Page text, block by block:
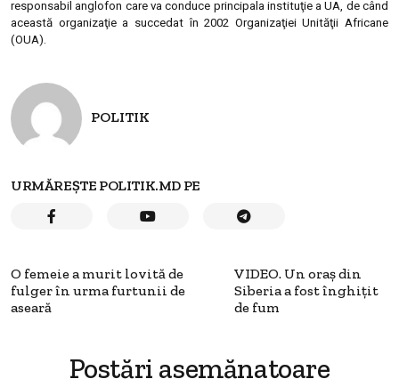
responsabil anglofon care va conduce principala instituţie a UA, de când
această organizaţie a succedat în 2002 Organizaţiei Unităţii Africane
(OUA).
POLITIK
URMĂREȘTE POLITIK.MD PE
O femeie a murit lovită de
fulger în urma furtunii de
aseară
VIDEO. Un oraş din
Siberia a fost înghiţit
de fum
Postări asemănatoare